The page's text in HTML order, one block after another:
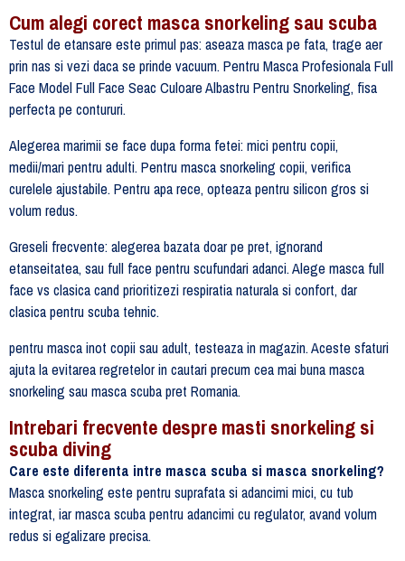
Cum alegi corect masca snorkeling sau scuba
Testul de etansare este primul pas: aseaza masca pe fata, trage aer
prin nas si vezi daca se prinde vacuum. Pentru Masca Profesionala Full
Face Model Full Face Seac Culoare Albastru Pentru Snorkeling, fisa
perfecta pe contururi.
Alegerea marimii se face dupa forma fetei: mici pentru copii,
medii/mari pentru adulti. Pentru masca snorkeling copii, verifica
curelele ajustabile. Pentru apa rece, opteaza pentru silicon gros si
volum redus.
Greseli frecvente: alegerea bazata doar pe pret, ignorand
etanseitatea, sau full face pentru scufundari adanci. Alege masca full
face vs clasica cand prioritizezi respiratia naturala si confort, dar
clasica pentru scuba tehnic.
pentru masca inot copii sau adult, testeaza in magazin. Aceste sfaturi
ajuta la evitarea regretelor in cautari precum cea mai buna masca
snorkeling sau masca scuba pret Romania.
Intrebari frecvente despre masti snorkeling si
scuba diving
Care este diferenta intre masca scuba si masca snorkeling?
Masca snorkeling este pentru suprafata si adancimi mici, cu tub
integrat, iar masca scuba pentru adancimi cu regulator, avand volum
redus si egalizare precisa.